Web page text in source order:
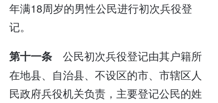
年满18周岁的男性公民进行初次兵役登
记。
第十一条公民初次兵役登记由其户籍所
在地县、自治县、不设区的市、市辖区人
民政府兵役机关负责，主要登记公民的姓